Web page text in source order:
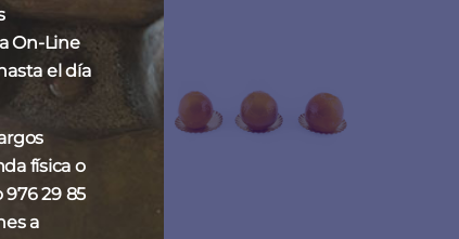
On-Line
el día
física o
29 85
a